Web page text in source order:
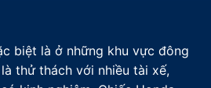
biệt là ở những khu vực đông
thử thách với nhiều tài xế,